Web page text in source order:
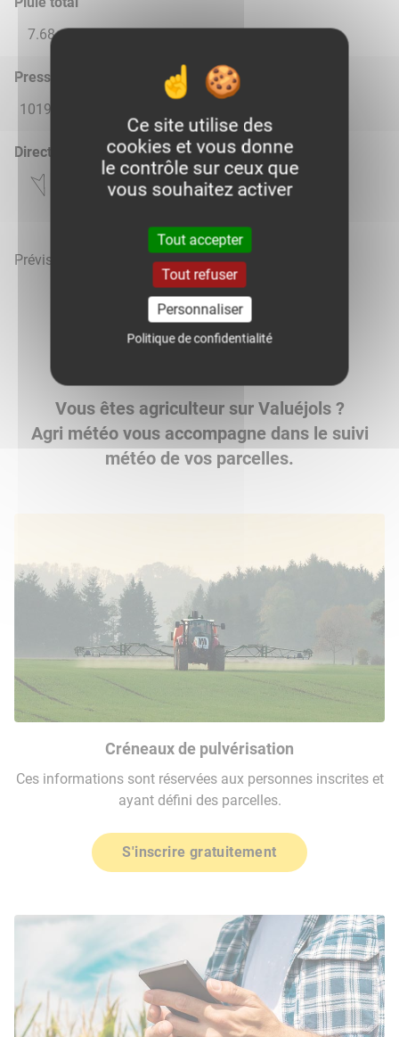
7.68
10.26 0.81 0.0 0.0
Pression atmosphérique (hPa)
1019.0
Direction du vent
Prévisions météo mises à jour le 10 août 2026 à 11h
Vous êtes agriculteur sur Valuéjols ?
Agri météo vous accompagne dans le suivi
météo de vos parcelles.
Créneaux de pulvérisation
Ces informations sont réservées aux personnes inscrites et
ayant défini des parcelles.
S'inscrire gratuitement
Ce site utilise des
cookies et vous donne
le contrôle sur ceux que
vous souhaitez activer
Tout accepter
Tout refuser
Personnaliser
Politique de confidentialité